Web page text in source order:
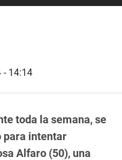
- 14:14
toda la semana, se
para intentar
Alfaro (50), una